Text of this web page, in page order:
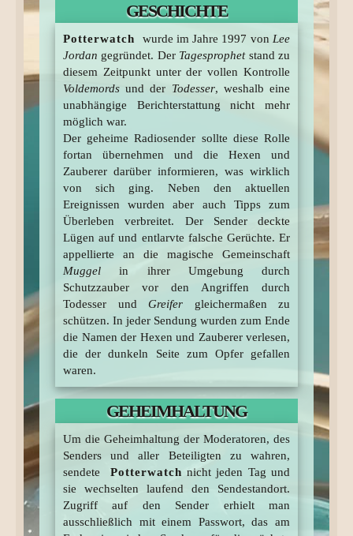
Kingsley Shacklebolt,
George Weasley
MITGLIEDER
GESCHICHTE
Potterwatch wurde im Jahre 1997 von Lee
Jordan gegründet. Der Tagesprophetstand zu
diesem Zeitpunkt unter der vollen Kontrolle
Voldemords und der Todesser, weshalb eine
unabhängige Berichterstattung nicht mehr
möglich war.
Der geheime Radiosender sollte diese Rolle
fortan übernehmen und die Hexen und
Zauberer darüber informieren, was wirklich
von sich ging. Neben den aktuellen
Ereignissen wurden aber auch Tipps zum
Überleben verbreitet. Der Sender deckte
Lügen auf und entlarvte falsche Gerüchte. Er
appellierte an die magische Gemeinschaft
Muggel in ihrer Umgebung durch
Schutzzauber vor den Angriffen durch
Todesser und Greifer gleichermaßen zu
schützen. In jeder Sendung wurden zum Ende
die Namen der Hexen und Zauberer verlesen,
die der dunkeln Seite zum Opfer gefallen
waren.
GEHEIMHALTUNG
Um die Geheimhaltung der Moderatoren, des
Senders und aller Beteiligten zu wahren,
sendete Potterwatch nicht jeden Tag und
sie wechselten laufend den Sendestandort.
Zugriff auf den Sender erhielt man
ausschließlich mit einem Passwort, das am